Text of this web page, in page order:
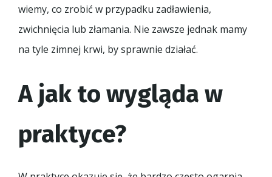
wiemy, co zrobić w przypadku zadławienia,
zwichnięcia lub złamania. Nie zawsze jednak mamy
na tyle zimnej krwi, by sprawnie działać.
A jak to wygląda w
praktyce?